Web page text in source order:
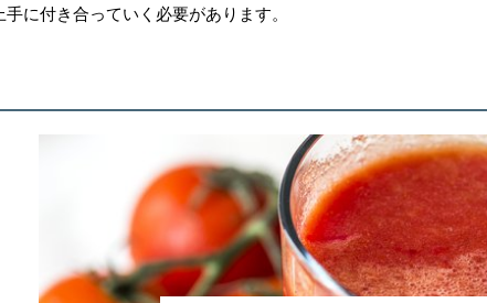
に付き合っていく必要があります。